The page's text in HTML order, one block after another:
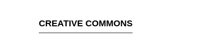
CREATIVE COMMONS